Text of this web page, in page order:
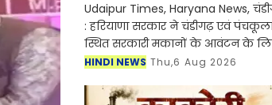
Udaipur Times, Haryana News,
: हरियाणा सरकार ने चंडीगढ़ एवं
स्थित सरकारी मकानों के आवंटन के
ऑनलाइन आवेदन आमंत्रित किए हैं।
https://awas.haryanapwd.gov.in
HINDI NEWS Thu,6 Aug 2026